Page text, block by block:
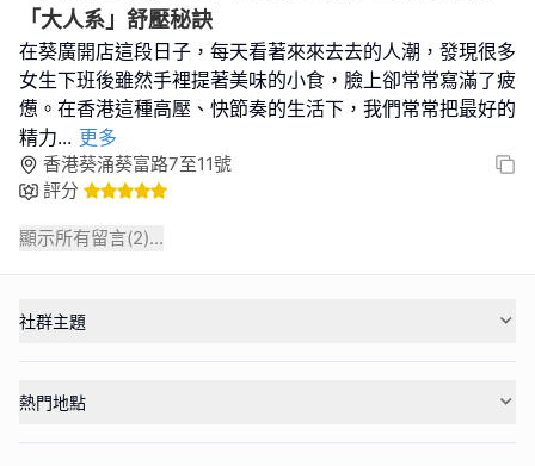
「大人系」舒壓秘訣
在葵廣開店這段日子，每天看著來來去去的人潮，發現很多
女生下班後雖然手裡提著美味的小食，臉上卻常常寫滿了疲
憊。在香港這種高壓、快節奏的生活下，我們常常把最好的
精力... 更多
香港葵涌葵富路7至11號
評分
顯示所有留言(2)...
社群主題
熱門地點